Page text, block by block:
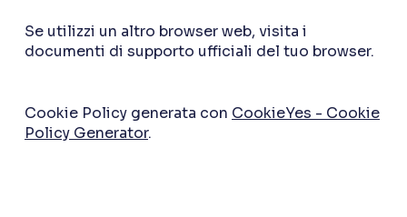
Se utilizzi un altro browser web, visita i
documenti di supporto ufficiali del tuo browser.
Cookie Policy generata con CookieYes - Cookie
Policy Generator.